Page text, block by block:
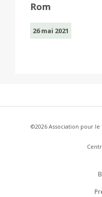
Rom
26 mai 2021
©2026 Association pour